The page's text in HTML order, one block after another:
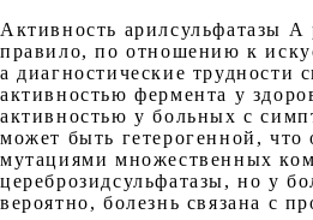
Активность арилсульфатазы А
правило, по отношению к
а диагностические трудности
активностью фермента у
активностью у больных с
может быть гетерогенной, что
мутациями множественных
цереброзидсульфатазы, но у
вероятно, болезнь связана с